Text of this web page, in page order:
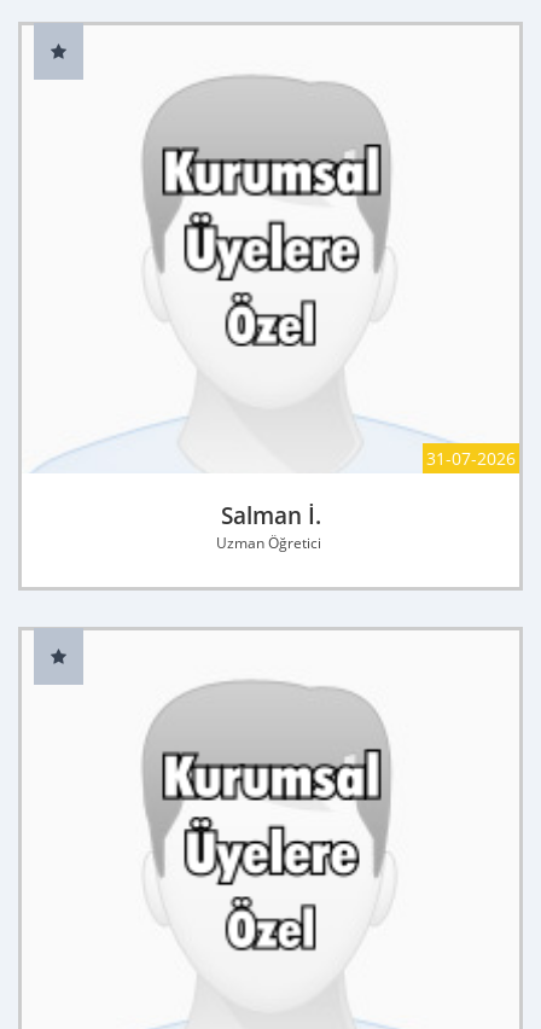
31-07-2026
Salman İ.
Uzman Öğretici